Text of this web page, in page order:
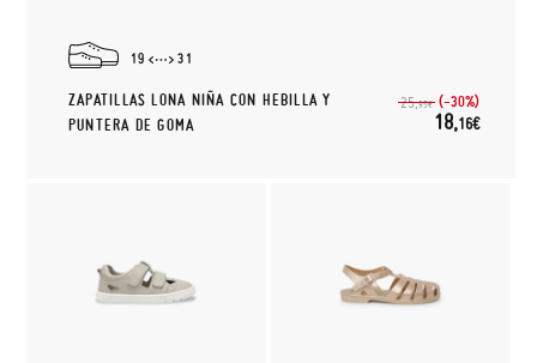
19 31
ZAPATILLAS LONA NIÑA CON HEBILLA Y
PUNTERA DE GOMA
25,95€ (-30%)
18,16€